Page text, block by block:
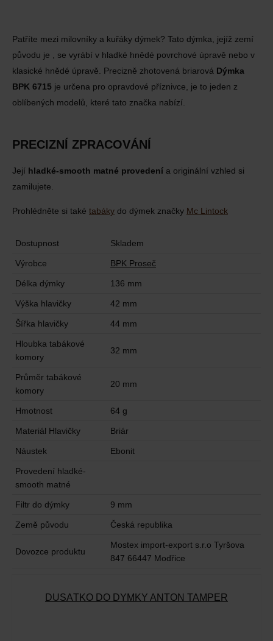
Patříte mezi milovníky a kuřáky dýmek? Tato dýmka, jejíž zemí
původu je , se vyrábí v hladké hnědé povrchové úpravě nebo v
klasické hnědé úpravě. Precizně zhotovená briarová Dýmka
BPK 6715 je určena pro opravdové příznivce, je to jeden z
oblíbených modelů, které tato značka nabízí.
PRECIZNÍ ZPRACOVÁNÍ
Její hladké-smooth matné provedení a originální vzhled si
zamilujete.
Prohlédněte si také tabáky do dýmek značky Mc Lintock
Dostupnost Skladem
Výrobce BPK Proseč
Délka dýmky 136 mm
Výška hlavičky 42 mm
Šířka hlavičky 44 mm
Hloubka tabákové
komory
32 mm
Průměr tabákové
komory
20 mm
Hmotnost 64 g
Materiál Hlavičky Briár
Náustek Ebonit
Provedení hladké-
smooth matné
Filtr do dýmky 9 mm
Země původu Česká republika
Dovozce produktu
Mostex import-export s.r.o Tyršova
847 66447 Modřice
DUSÁTKO DO DÝMKY ANTON TAMPER